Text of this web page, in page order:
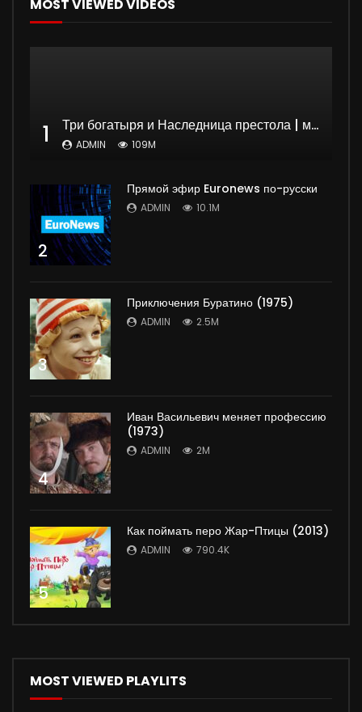
MOST VIEWED VIDEOS
1 Три богатыря и Наследница престола | мультфильм
ADMIN 109M
2
Прямой эфир Euronews по-русски
ADMIN 10.1M
3
Приключения Буратино (1975)
ADMIN 2.5M
4
Иван Васильевич меняет профессию
(1973)
ADMIN 2M
5
Как поймать перо Жар-Птицы (2013)
ADMIN 790.4K
MOST VIEWED PLAYLITS